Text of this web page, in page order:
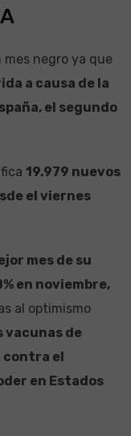
negro ya que
a causa de la
el segundo
19.979 nuevos
el viernes
mes de su
en noviembre,
al optimismo
vacunas de
contra el
en Estados